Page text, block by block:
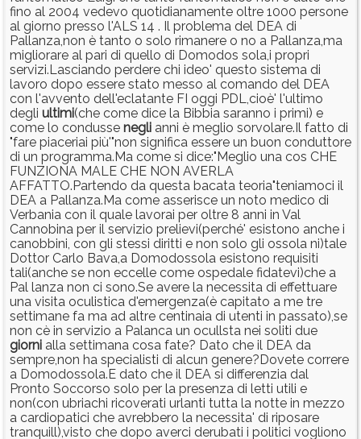
fino al 2004 vedevo quotidianamente oltre 1000 persone
al giorno presso l'ALS 14 . Il problema del DEA di
Pallanza,non è tanto o solo rimanere o no a Pallanza,ma
migliorare al pari di quello di Domodos sola,i propri
servizi.Lasciando perdere chi ideo' questo sistema di
lavoro dopo essere stato messo al comando del DEA
con l'avvento dell'eclatante FI oggi PDL,cioè' l'ultimo
degli ultimi(che come dice la Bibbia saranno i primi) e
come lo condusse negli anni è meglio sorvolare.Il fatto di
"fare piaceriai più'"non significa essere un buon conduttore
di un programma.Ma come si dice:"Meglio una cos CHE
FUNZIONA MALE CHE NON AVERLA
AFFATTO.Partendo da questa bacata teoria"teniamoci il
DEA a Pallanza.Ma come asserisce un noto medico di
Verbania con il quale lavorai per oltre 8 anni in Val
Cannobina per il servizio prelievi(perché' esistono anche i
canobbini, con gli stessi diritti e non solo gli ossola ni)tale
Dottor Carlo Bava,a Domodossola esistono requisiti
tali(anche se non eccelle come ospedale fidatevi)che a
Pal lanza non ci sono.Se avere la necessita di effettuare
una visita oculistica d'emergenza(è capitato a me tre
settimane fa ma ad altre centinaia di utenti in passato),se
non cè in servizio a Palanca un ocullsta nei soliti due
giorni alla settimana cosa fate? Dato che il DEA da
sempre,non ha specialisti di alcun genere?Dovete correre
a Domodossola.E dato che il DEA si differenzia dal
Pronto Soccorso solo per la presenza di letti utili e
non(con ubriachi ricoverati urlanti tutta la notte in mezzo
a cardiopatici che avrebbero la necessita' di riposare
tranquill),visto che dopo averci derubati i politici vogliono